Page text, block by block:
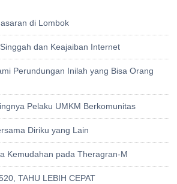
di Lombok
dan Keajaiban Internet
Perundungan Inilah yang Bisa Orang
Pelaku UMKM Berkomunitas
Diriku yang Lain
Kemudahan pada Theragran-M
TAHU LEBIH CEPAT